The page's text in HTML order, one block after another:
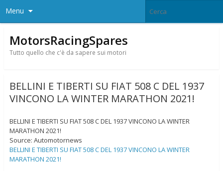
Menu
MotorsRacingSpares
Tutto quello che c'è da sapere sui motori
BELLINI E TIBERTI SU FIAT 508 C DEL 1937
VINCONO LA WINTER MARATHON 2021!
BELLINI E TIBERTI SU FIAT 508 C DEL 1937 VINCONO LA WINTER
MARATHON 2021!
Source: Automotornews
BELLINI E TIBERTI SU FIAT 508 C DEL 1937 VINCONO LA WINTER
MARATHON 2021!